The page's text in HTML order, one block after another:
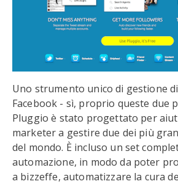
Uno strumento unico di gestione
Facebook - sì, proprio queste due
Pluggio è stato progettato per
marketer a gestire due dei più
del mondo. È incluso un set
automazione, in modo da poter
a bizzeffe, automatizzare la cura